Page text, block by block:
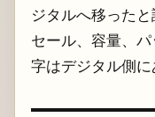
ジタルへ移ったと
セール、容量、
字はデジタル側に